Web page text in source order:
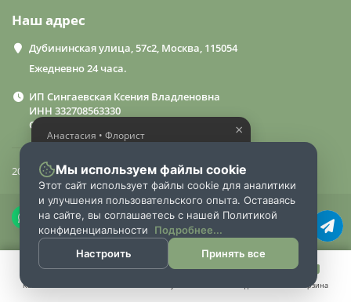
Наш адрес
Дубининская улица, 57с2, Москва, 115054
Ежедневно 24 часа.
ИП Сингаевская Ксения Владленовна
ИНН 332708563330
ОГРН 310332714600015
2024 «FlowerGuru»
×
Анастасия • Флорист
букет
Мы используем файлы cookie
Этот сайт использует файлы cookie для аналитики
и улучшения пользовательского опыта. Оставаясь
на сайте, вы соглашаетесь с нашей Политикой
конфиденциальности
Подробнее...
Настроить
Принять все
Каталог Корзина